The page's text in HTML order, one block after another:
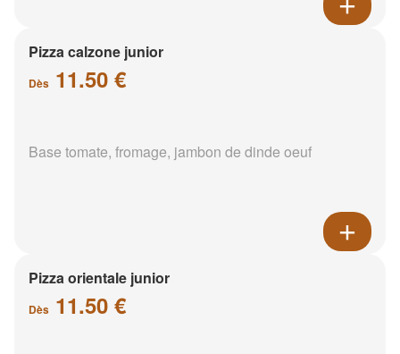
Pizza calzone junior
Dès 11.50 €
Base tomate, fromage, jambon de dinde oeuf
Pizza orientale junior
Dès 11.50 €